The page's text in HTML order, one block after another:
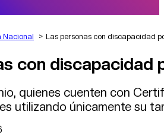
TV
Nacional Las personas con discapacidad
con discapacidad
quienes cuenten con
utilizando únicamente su